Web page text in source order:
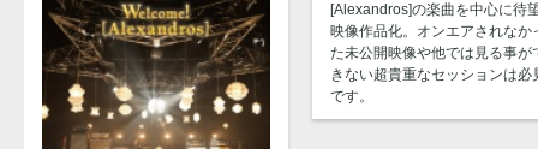
[Alexandros]の楽曲を中心に待
映像作品化。オンエアされなか
た未公開映像や他では見る事が
きない超貴重なセッションは必
です。